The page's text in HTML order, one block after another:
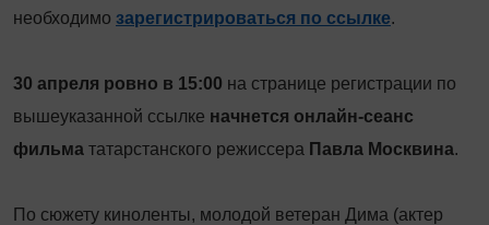
необходимо зарегистрироваться по ссылке.
30 апреля ровно в 15:00 на странице регистрации по
вышеуказанной ссылке начнется онлайн-сеанс
фильма татарстанского режиссера Павла Москвина.
По сюжету киноленты, молодой ветеран Дима (актер